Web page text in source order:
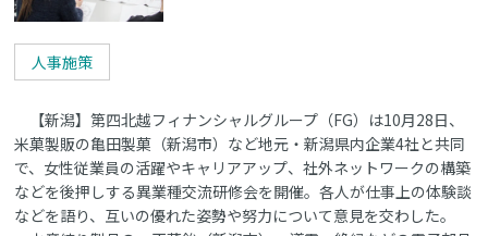
人事施策
【新潟】第四北越フィナンシャルグループ（FG）は10月28日、
米菓製販の亀田製菓（新潟市）など地元・新潟県内企業4社と共同
で、女性従業員の活躍やキャリアアップ、社外ネットワークの構築
などを後押しする異業種交流研修会を開催。各人が仕事上の体験談
などを語り、互いの優れた姿勢や努力について意見を交わした。